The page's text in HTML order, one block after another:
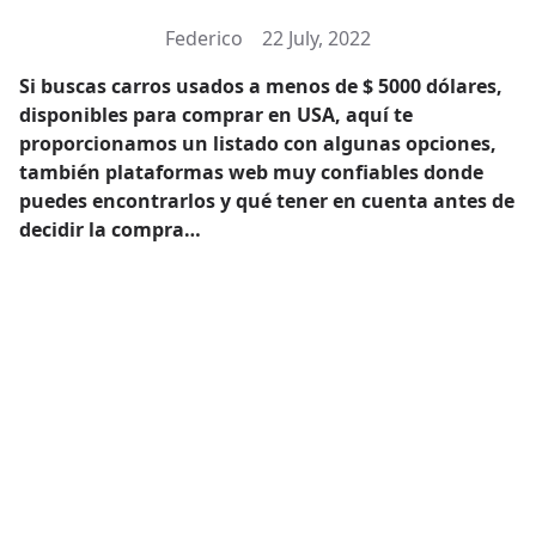
Federico
22 July, 2022
Si buscas carros usados a menos de $ 5000 dólares,
disponibles para comprar en USA, aquí te
proporcionamos un listado con algunas opciones,
también plataformas web muy confiables donde
puedes encontrarlos y qué tener en cuenta antes de
decidir la compra…